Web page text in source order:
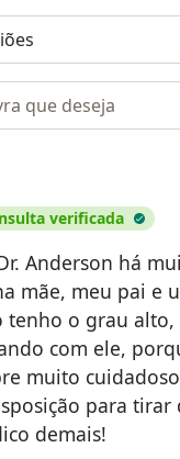
verificada
Anderson há
mãe, meu pai e
tenho o grau alto,
com ele,
muito
para tirar
demais!